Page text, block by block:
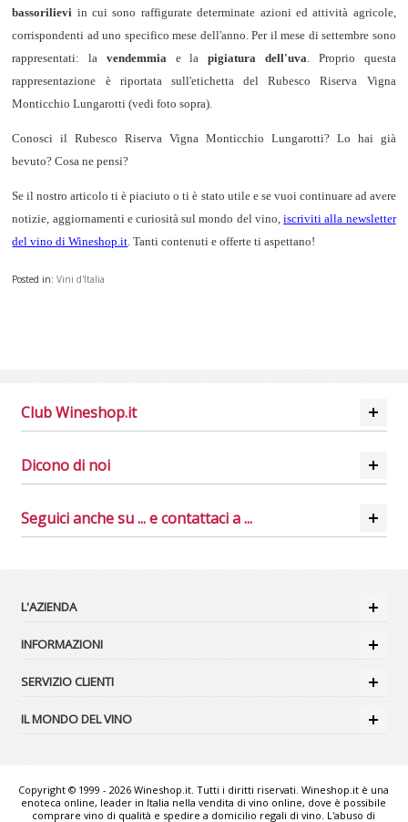
bassorilievi in cui sono raffigurate determinate azioni ed attività agricole,
corrispondenti ad uno specifico mese dell'anno. Per il mese di settembre sono
rappresentati: la vendemmia e lapigiatura dell'uva . Proprio questa
rappresentazione è riportata sull'etichetta del Rubesco Riserva Vigna
Monticchio Lungarotti (vedi foto sopra).
Conosci il Rubesco Riserva Vigna Monticchio Lungarotti? Lo hai già
bevuto? Cosa ne pensi?
Se il nostro articolo ti è piaciuto o ti è stato utile e se vuoi continuare ad avere
notizie, aggiornamenti e curiosità sul mondo del vino,iscriviti alla newsletter
del vino di Wineshop.it . Tanti contenuti e offerte ti aspettano!
Posted in:Vini d'Italia
Club Wineshop.it
Dicono di noi
Seguici anche su ... e contattaci a ...
L'AZIENDA
INFORMAZIONI
SERVIZIO CLIENTI
IL MONDO DEL VINO
Copyright © 1999 - 2026 Wineshop.it. Tutti i diritti riservati. Wineshop.it è una
enoteca online, leader in Italia nella vendita di vino online, dove è possibile
comprare vino di qualità e spedire a domicilio regali di vino. L'abuso di